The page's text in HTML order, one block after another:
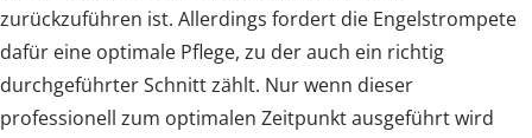
zurückzuführen ist. Allerdings fordert die Engelstrompete
dafür eine optimale Pflege, zu der auch ein richtig
durchgeführter Schnitt zählt. Nur wenn dieser
professionell zum optimalen Zeitpunkt ausgeführt wird